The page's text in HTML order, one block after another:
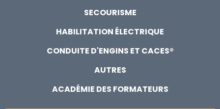
SECOURISME
HABILITATION ÉLECTRIQUE
CONDUITE D'ENGINS ET CACES®
AUTRES
ACADÉMIE DES FORMATEURS